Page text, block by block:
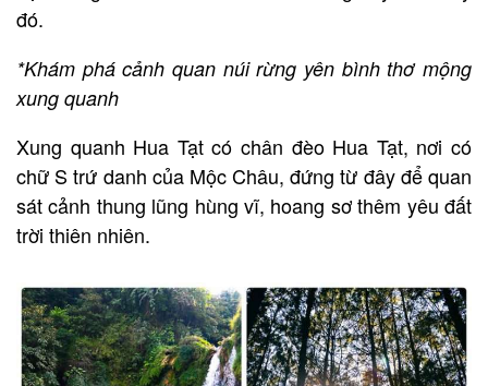
đó.
*Khám phá cảnh quan núi rừng yên bình thơ mộng
xung quanh
Xung quanh Hua Tạt có chân đèo Hua Tạt, nơi có
chữ S trứ danh của Mộc Châu, đứng từ đây để quan
sát cảnh thung lũng hùng vĩ, hoang sơ thêm yêu đất
trời thiên nhiên.